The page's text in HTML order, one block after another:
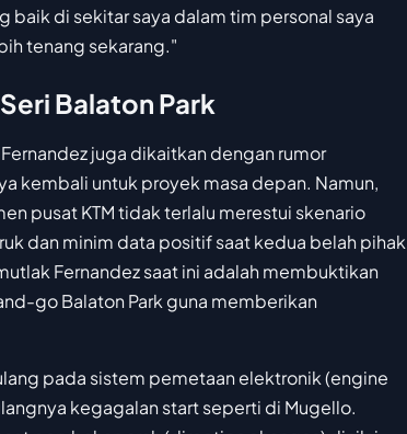
baik di sekitar saya dalam tim personal saya
tenang sekarang."
Balaton Park
juga dikaitkan dengan rumor
kembali untuk proyek masa depan. Namun,
pusat KTM tidak terlalu merestui skenario
dan minim data positif saat kedua belah pihak
Fernandez saat ini adalah membuktikan
go Balaton Park guna memberikan
pada sistem pemetaan elektronik (engine
kegagalan start seperti di Mugello.